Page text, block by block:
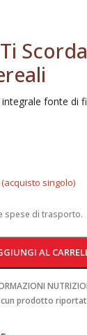
fonte di
singolo)
spese di trasporto.
AL
prodotto